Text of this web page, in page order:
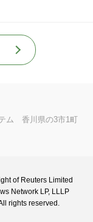
ム 香川県の3市1町
of Reuters Limited
Network LP, LLLP
rights reserved.